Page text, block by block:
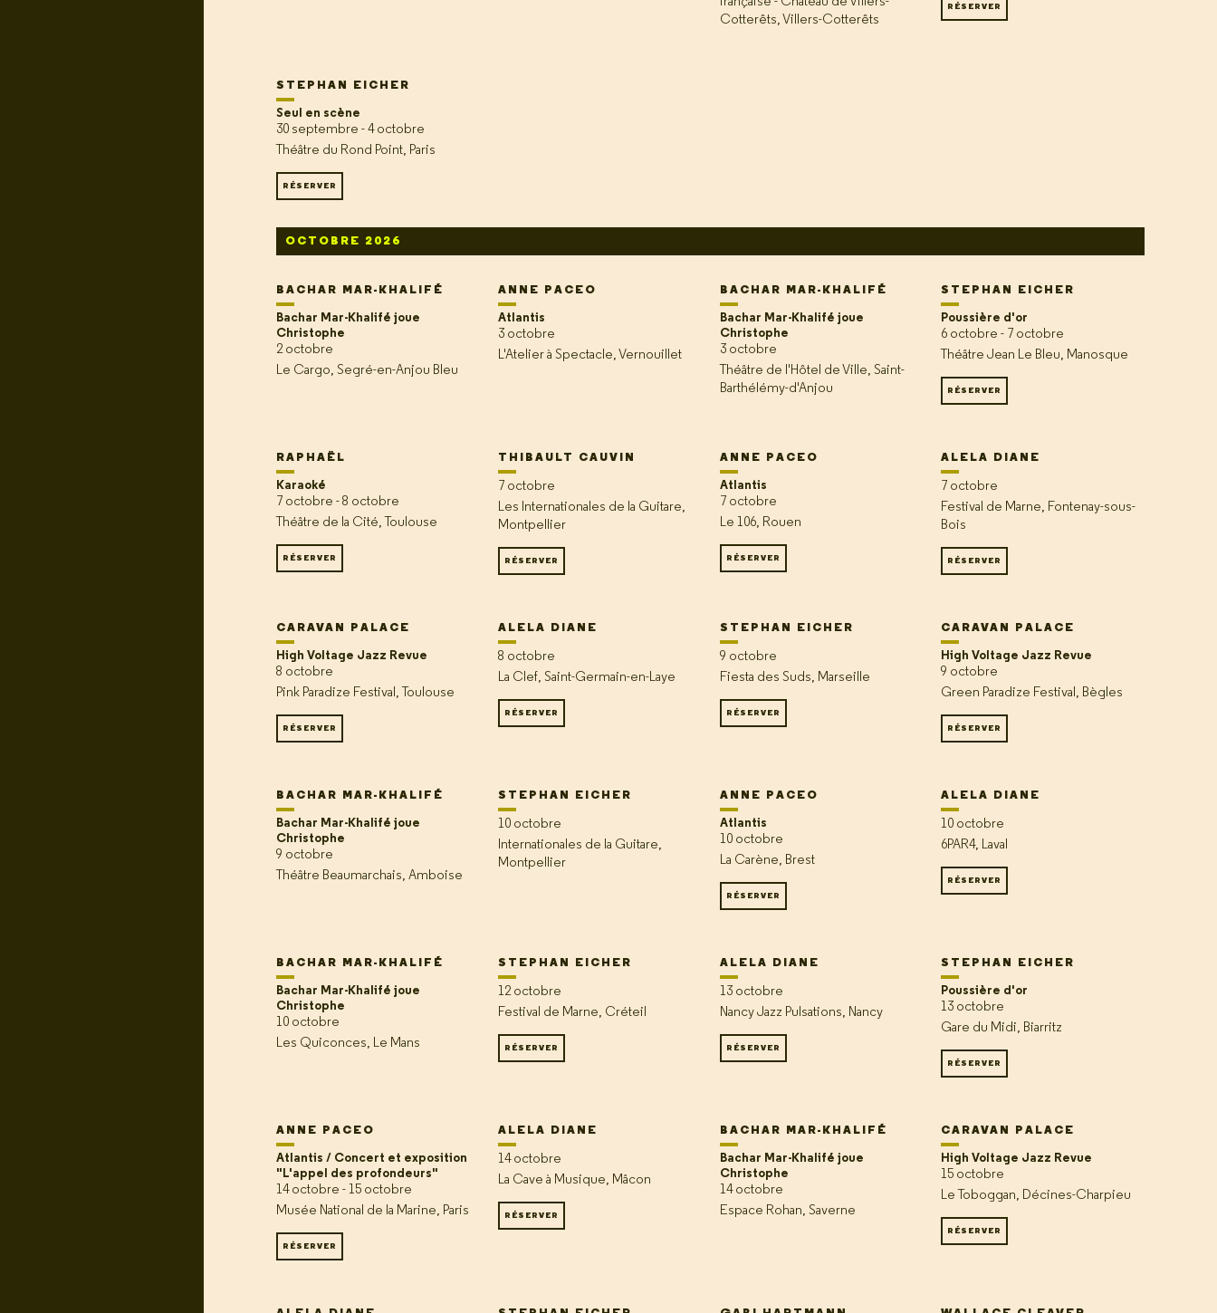
Cotterêts, Villers-Cotterêts
RÉSERVER
STEPHAN EICHER
Seul en scène
30 septembre - 4 octobre
Théâtre du Rond Point, Paris
RÉSERVER
OCTOBRE 2026
BACHAR MAR-KHALIFÉ
Bachar Mar-Khalifé joue
Christophe
2 octobre
Le Cargo, Segré-en-Anjou Bleu
ANNE PACEO
Atlantis
3 octobre
L'Atelier à Spectacle, Vernouillet
BACHAR MAR-KHALIFÉ
Bachar Mar-Khalifé joue
Christophe
3 octobre
Théâtre de l'Hôtel de Ville, Saint-
Barthélémy-d'Anjou
STEPHAN EICHER
Poussière d'or
6 octobre - 7 octobre
Théâtre Jean Le Bleu, Manosque
RÉSERVER
RAPHAËL
Karaoké
7 octobre - 8 octobre
Théâtre de la Cité, Toulouse
RÉSERVER
THIBAULT CAUVIN
7 octobre
Les Internationales de la Guitare,
Montpellier
RÉSERVER
ANNE PACEO
Atlantis
7 octobre
Le 106, Rouen
RÉSERVER
ALELA DIANE
7 octobre
Festival de Marne, Fontenay-sous-
Bois
RÉSERVER
CARAVAN PALACE
High Voltage Jazz Revue
8 octobre
Pink Paradize Festival, Toulouse
RÉSERVER
ALELA DIANE
8 octobre
La Clef, Saint-Germain-en-Laye
RÉSERVER
STEPHAN EICHER
9 octobre
Fiesta des Suds, Marseille
RÉSERVER
CARAVAN PALACE
High Voltage Jazz Revue
9 octobre
Green Paradize Festival, Bègles
RÉSERVER
BACHAR MAR-KHALIFÉ
Bachar Mar-Khalifé joue
Christophe
9 octobre
Théâtre Beaumarchais, Amboise
STEPHAN EICHER
10 octobre
Internationales de la Guitare,
Montpellier
ANNE PACEO
Atlantis
10 octobre
La Carène, Brest
RÉSERVER
ALELA DIANE
10 octobre
6PAR4, Laval
RÉSERVER
BACHAR MAR-KHALIFÉ
Bachar Mar-Khalifé joue
Christophe
10 octobre
Les Quiconces, Le Mans
STEPHAN EICHER
12 octobre
Festival de Marne, Créteil
RÉSERVER
ALELA DIANE
13 octobre
Nancy Jazz Pulsations, Nancy
RÉSERVER
STEPHAN EICHER
Poussière d'or
13 octobre
Gare du Midi, Biarritz
RÉSERVER
ANNE PACEO
Atlantis / Concert et exposition
"L'appel des profondeurs"
14 octobre - 15 octobre
Musée National de la Marine, Paris
RÉSERVER
ALELA DIANE
14 octobre
La Cave à Musique, Mâcon
RÉSERVER
BACHAR MAR-KHALIFÉ
Bachar Mar-Khalifé joue
Christophe
14 octobre
Espace Rohan, Saverne
CARAVAN PALACE
High Voltage Jazz Revue
15 octobre
Le Toboggan, Décines-Charpieu
RÉSERVER